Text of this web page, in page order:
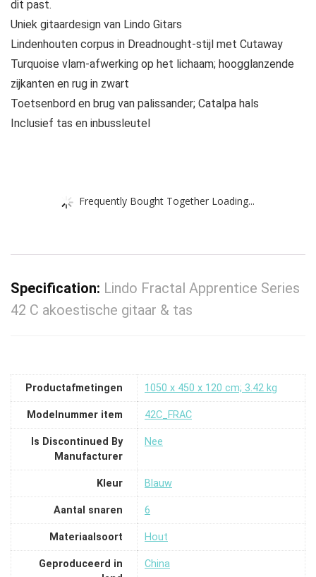
dit past.
Uniek gitaardesign van Lindo Gitars
Lindenhouten corpus in Dreadnought-stijl met Cutaway
Turquoise vlam-afwerking op het lichaam; hoogglanzende
zijkanten en rug in zwart
Toetsenbord en brug van palissander; Catalpa hals
Inclusief tas en inbussleutel
Frequently Bought Together Loading...
Specification: Lindo Fractal Apprentice Series
42 C akoestische gitaar & tas
Productafmetingen ‎1050 x 450 x 120 cm; 3.42 kg
Modelnummer item ‎42C_FRAC
Is Discontinued By
Manufacturer
‎Nee
Kleur ‎Blauw
Aantal snaren ‎6
Materiaalsoort ‎Hout
Geproduceerd in
‎China